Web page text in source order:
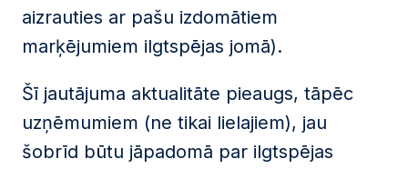
aizrauties ar pašu izdomātiem
marķējumiem ilgtspējas jomā).
Šī jautājuma aktualitāte pieaugs, tāpēc
uzņēmumiem (ne tikai lielajiem), jau
šobrīd būtu jāpadomā par ilgtspējas